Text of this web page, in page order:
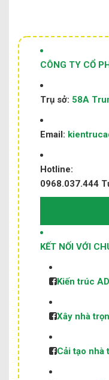
CÔNG TY CỔ
Trụ sở: 58A
Email:
Hotline:
0968.037.444
KẾT NỐI VỚI
Kiến trúc
Xây nhà
Cải tạo nhà